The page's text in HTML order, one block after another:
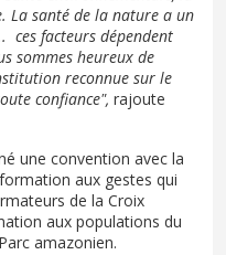
La santé de la nature a un
ces facteurs dépendent
sommes heureux de
reconnue sur le
confiance", rajoute
une convention avec la
aux gestes qui
de la Croix
aux populations du
amazonien.